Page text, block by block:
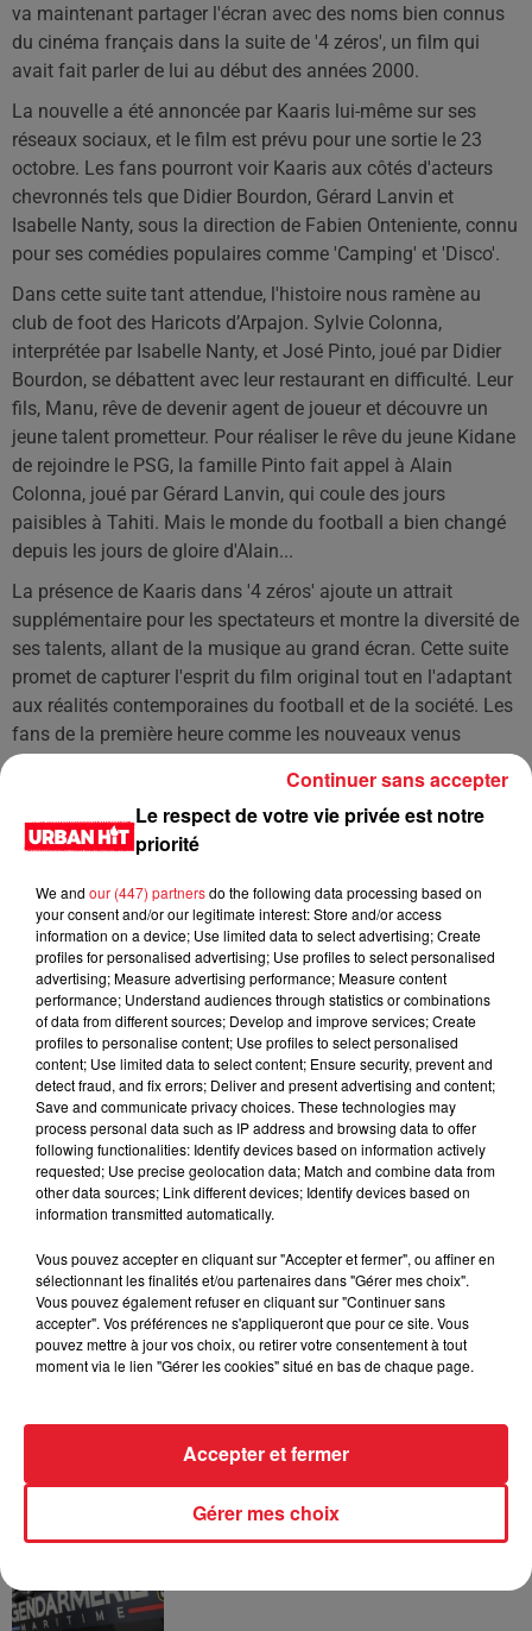
va maintenant partager l'écran avec des noms bien connus
du cinéma français dans la suite de '4 zéros', un film qui
avait fait parler de lui au début des années 2000.
La nouvelle a été annoncée par Kaaris lui-même sur ses
réseaux sociaux, et le film est prévu pour une sortie le 23
octobre. Les fans pourront voir Kaaris aux côtés d'acteurs
chevronnés tels que Didier Bourdon, Gérard Lanvin et
Isabelle Nanty, sous la direction de Fabien Onteniente, connu
pour ses comédies populaires comme 'Camping' et 'Disco'.
Dans cette suite tant attendue, l'histoire nous ramène au
club de foot des Haricots d’Arpajon. Sylvie Colonna,
interprétée par Isabelle Nanty, et José Pinto, joué par Didier
Bourdon, se débattent avec leur restaurant en difficulté. Leur
fils, Manu, rêve de devenir agent de joueur et découvre un
jeune talent prometteur. Pour réaliser le rêve du jeune Kidane
de rejoindre le PSG, la famille Pinto fait appel à Alain
Colonna, joué par Gérard Lanvin, qui coule des jours
paisibles à Tahiti. Mais le monde du football a bien changé
depuis les jours de gloire d'Alain...
La présence de Kaaris dans '4 zéros' ajoute un attrait
supplémentaire pour les spectateurs et montre la diversité de
ses talents, allant de la musique au grand écran. Cette suite
promet de capturer l'esprit du film original tout en l'adaptant
aux réalités contemporaines du football et de la société. Les
fans de la première heure comme les nouveaux venus
devraient trouver leur compte dans cette comédie qui mêle
LES DERNIÈRES NEWS
Jay-Z se bat contre la grand-mère
d'un homme prétendant être son fils
Cassie met fin à une ex-escorte
masculine dans sa bataille...
Des vitres tombent de la tour
Montparnasse : des désaccords
entre...
Bouches-du-Rhône : les ossements
Le respect de votre vie privée est notre
priorité
We and our (447) partnersdo the following data processing based on
your consent and/or our legitimate interest: Store and/or access
information on a device; Use limited data to select advertising; Create
profiles for personalised advertising; Use profiles to select personalised
advertising; Measure advertising performance; Measure content
performance; Understand audiences through statistics or combinations
of data from different sources; Develop and improve services; Create
profiles to personalise content; Use profiles to select personalised
content; Use limited data to select content; Ensure security, prevent and
detect fraud, and fix errors; Deliver and present advertising and content;
Save and communicate privacy choices. These technologies may
process personal data such as IP address and browsing data to offer
following functionalities: Identify devices based on information actively
requested; Use precise geolocation data; Match and combine data from
other data sources; Link different devices; Identify devices based on
information transmitted automatically.
Vous pouvez accepter en cliquant sur "Accepter et fermer", ou affiner en
sélectionnant les finalités et/ou partenaires dans "Gérer mes choix".
Vous pouvez également refuser en cliquant sur "Continuer sans
accepter". Vos préférences ne s'appliqueront que pour ce site. Vous
pouvez mettre à jour vos choix, ou retirer votre consentement à tout
moment via le lien "Gérer les cookies" situé en bas de chaque page.
Gérer mes choix
Accepter et fermer
Continuer sans accepter